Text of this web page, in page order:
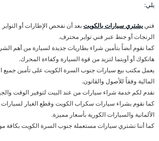
يلي:
فنييشتري سيارات بالكويتبعد أن نفحص الإطارات أو
الرنجات أو جنط عبر فني تواير محترف.
كما نقوم أبضاً بتأمين شراء بطاريات جديدة لسيارة من أهم
هانكوك أو أوبتما لتزيد من قوة السيارة وكفاءة المحرك.
يعمل مكتب بيع سيارات جنوب السرة الكويت على تأمين جميع
المالية وفقاً للأصول والقانون.
نقدم لكم خدمة شراء سيارات من عند البيت لتوفير الوقت
كما نقوم بشراء سيارات سكراب الكويت وقطع الغيار لسيارات
الألمانية والسيارات الكورية بأسعار مميزة.
كما أننا نشتري سيارات مستعملة جنوب السرة الكويت بكافة